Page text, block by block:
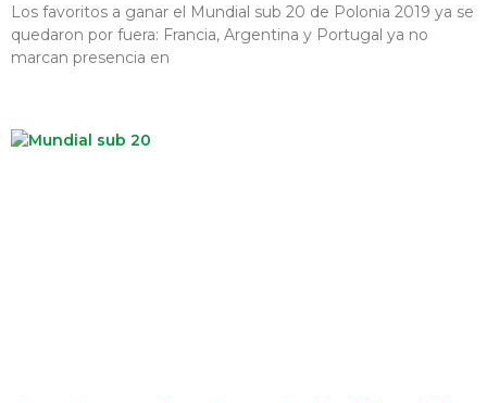
Los favoritos a ganar el Mundial sub 20 de Polonia 2019 ya se
quedaron por fuera: Francia, Argentina y Portugal ya no
marcan presencia en